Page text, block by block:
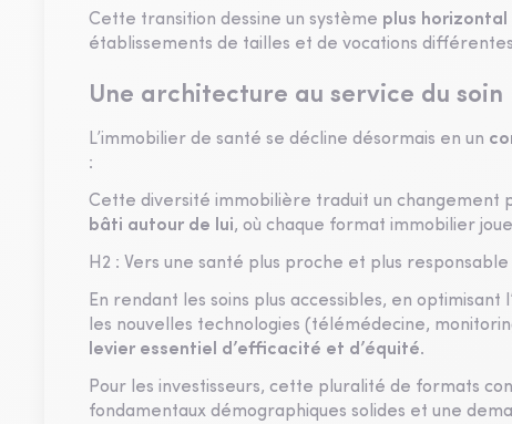
Cette transition dessine un système plus horizontal
établissements de tailles et de vocations
Une architecture au service du soin
L’immobilier de santé se décline désormais en un
:
Cette diversité immobilière traduit un changement
bâti autour de lui, où chaque format immobilier
H2 : Vers une santé plus proche et plus responsable
En rendant les soins plus accessibles, en
les nouvelles technologies (télémédecine,
levier essentiel d’efficacité et d’équité.
Pour les investisseurs, cette pluralité de formats
fondamentaux démographiques solides et une